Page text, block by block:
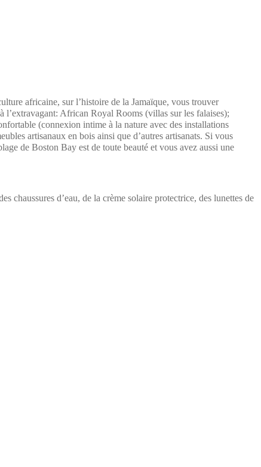
africaine, sur l’histoire de la Jamaïque, vous trouver
l’extravagant: African Royal Rooms (villas sur les falaises);
(connexion intime à la nature avec des installations
artisanaux en bois ainsi que d’autres artisanats. Si vous
de Boston Bay est de toute beauté et vous avez aussi une
chaussures d’eau, de la crème solaire protectrice, des lunettes de